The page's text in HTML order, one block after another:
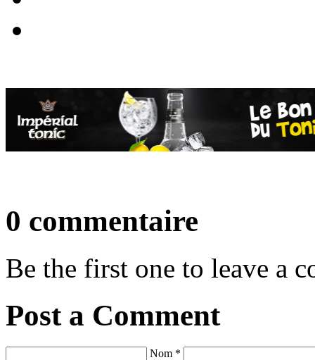
0 commentaire
Be the first one to leave a
Post a Comment
Nom *